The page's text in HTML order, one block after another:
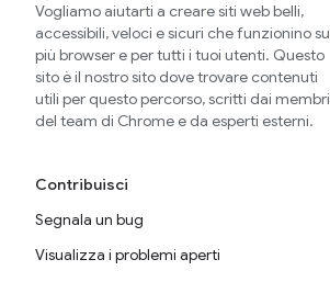
Vogliamo aiutarti a creare siti web belli,
accessibili, veloci e sicuri che funzionino su
più browser e per tutti i tuoi utenti. Questo
sito è il nostro sito dove trovare contenuti
utili per questo percorso, scritti dai membri
del team di Chrome e da esperti esterni.
Contribuisci
Segnala un bug
Visualizza i problemi aperti